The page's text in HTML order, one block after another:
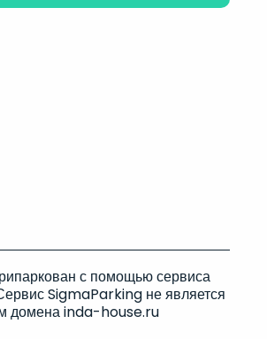
с помощью сервиса
SigmaParking не является
домена inda-house.ru